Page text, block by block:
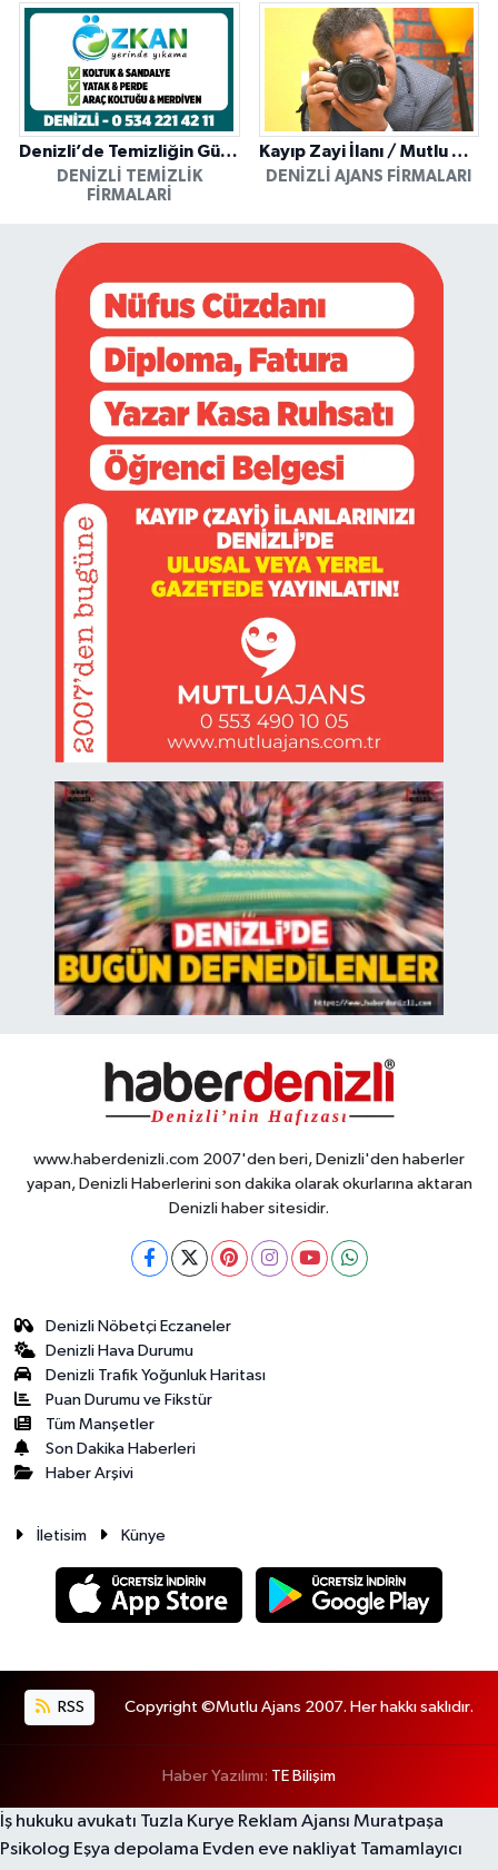
Denizli’de Temizliğin Güvenilir Adresi: Özkan Yerinde Yıkama
DENIZLI TEMIZLIK
FIRMALARI
Kayıp Zayi İlanı / Mutlu Ajans / Denizli
DENIZLI AJANS FIRMALARI
www.haberdenizli.com 2007'den beri, Denizli'den haberler
yapan, Denizli Haberlerini son dakika olarak okurlarına aktaran
Denizli haber sitesidir.
Denizli Nöbetçi Eczaneler
Denizli Hava Durumu
Denizli Trafik Yoğunluk Haritası
Puan Durumu ve Fikstür
Tüm Manşetler
Son Dakika Haberleri
Haber Arşivi
İletisim Künye
RSS Copyright ©Mutlu Ajans 2007. Her hakkı saklıdır.
Haber Yazılımı: TE Bilişim
İş hukuku avukatı Tuzla Kurye Reklam Ajansı Muratpaşa
Psikolog Eşya depolama Evden eve nakliyat Tamamlayıcı